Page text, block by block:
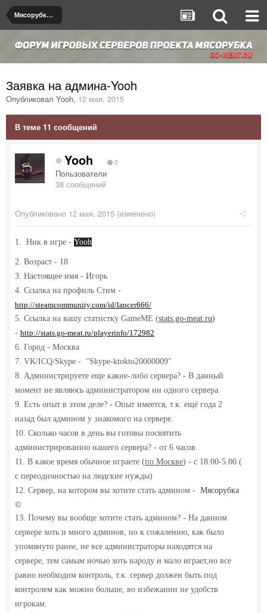
Мясорубка de_dust2
Заявка на админа-Yooh
Опубликовал Yooh, 12 мая, 2015
В теме 11 сообщений
Yooh 0
Пользователи
38 сообщений
Опубликовано 12 мая, 2015 (изменено)
1. Ник в игре - Yooh
2. Возраст - 18
3. Настоящее имя - Игорь
4. Ссылка на профиль Стим -
http://steamcommunity.com/id/lancer666/
5. Ссылка на вашу статистку GameME (stats.go-meat.ru)
- http://stats.go-meat.ru/playerinfo/172982
6. Город - Москва
7. VK/ICQ/Skype - "Skype-ktokto20000009"
8. Администрируете еще какие-либо сервера? - В данный
момент не являюсь администратором ни одного сервера.
9. Есть опыт в этом деле? - Опыт имеется, т.к. ещё года 2
назад был админом у знакомого на сервере.
10. Сколько часов в день вы готовы посвятить
администрированию нашего сервера? - от 6 часов.
11. В какое время обычное играете (по Москве) - с 18.00-5.00 (
c переодичностью на людские нужды)
12. Сервер, на котором вы хотите стать админом - Мясорубка
©
13. Почему вы вообще хотите стать админом? - На данном
сервере хоть и много админов, но к сожалению, как было
упомянуто ранее, не все администраторы находятся на
сервере, тем самым ночью хоть народу и мало играет,но все
равно необходим контроль, т.к. сервер должен быть под
контролем как можно больше, во избежании не удобств
игрокам.